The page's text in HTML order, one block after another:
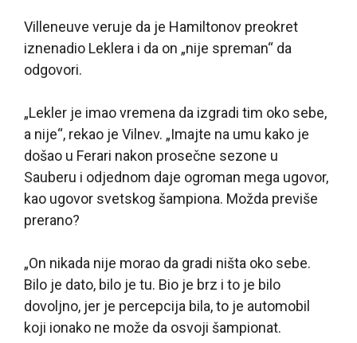
Villeneuve veruje da je Hamiltonov preokret
iznenadio Leklera i da on „nije spreman“ da
odgovori.
„Lekler je imao vremena da izgradi tim oko sebe,
a nije“, rekao je Vilnev. „Imajte na umu kako je
došao u Ferari nakon prosečne sezone u
Sauberu i odjednom daje ogroman mega ugovor,
kao ugovor svetskog šampiona. Možda previše
prerano?
„On nikada nije morao da gradi ništa oko sebe.
Bilo je dato, bilo je tu. Bio je brz i to je bilo
dovoljno, jer je percepcija bila, to je automobil
koji ionako ne može da osvoji šampionat.